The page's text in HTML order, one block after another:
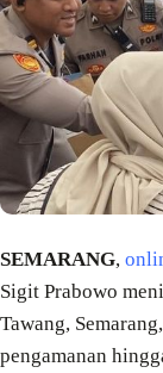
SEMARANG,
Sigit Prabowo
Tawang,
pengamanan